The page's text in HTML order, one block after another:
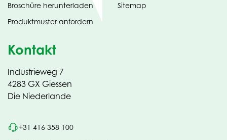
Broschüre herunterladen(opens
in
new
Produktmuster anfordern
Sitemap
Kontakt
Industrieweg 7
4283 GX Giessen
Die Niederlande
+31 416 358 100